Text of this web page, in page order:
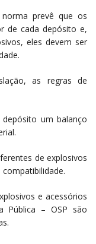
prevê que os
de cada depósito e,
eles devem ser
as regras de
um balanço
de explosivos
e acessórios
Pública – OSP são